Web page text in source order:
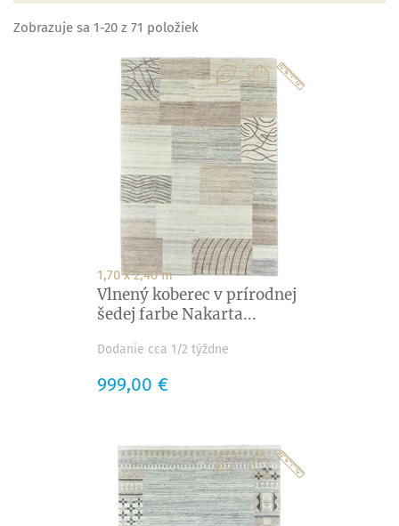
Zobrazuje sa 1-20 z 71 položiek
1,70 x 2,40 m
Vlnený koberec v prírodnej
šedej farbe Nakarta...
Dodanie cca 1/2 týždne
Cena
999,00 €